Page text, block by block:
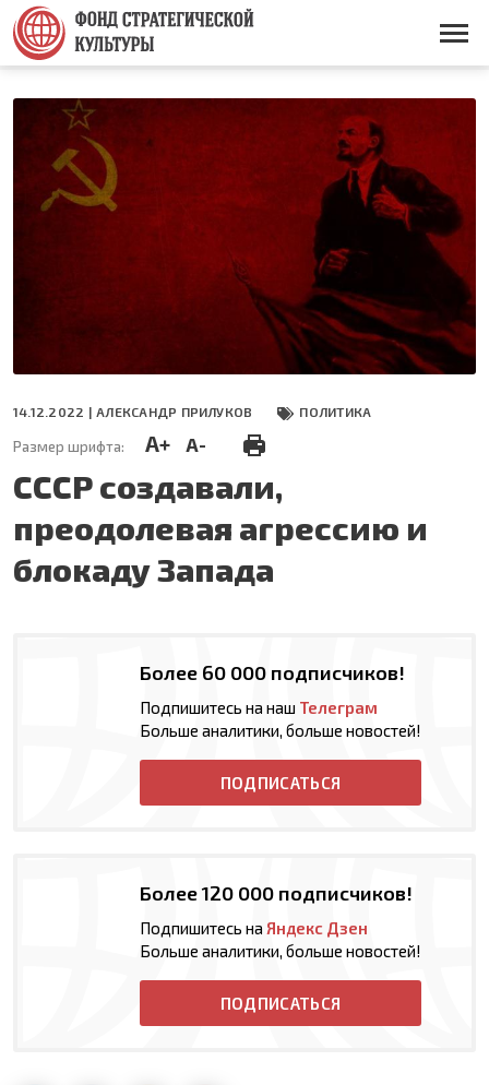
Перейти
основному
содержанию
Основная
14.12.2022 |АЛЕКСАНДР ПРИЛУКОВ ПОЛИТИКА
Размер шрифта: A+ A-
СССР создавали,
преодолевая агрессию и
блокаду Запада
Более 60 000 подписчиков!
Подпишитесь на наш Телеграм
Больше аналитики, больше новостей!
ПОДПИСАТЬСЯ
Более 120 000 подписчиков!
Подпишитесь на Яндекс Дзен
Больше аналитики, больше новостей!
ПОДПИСАТЬСЯ